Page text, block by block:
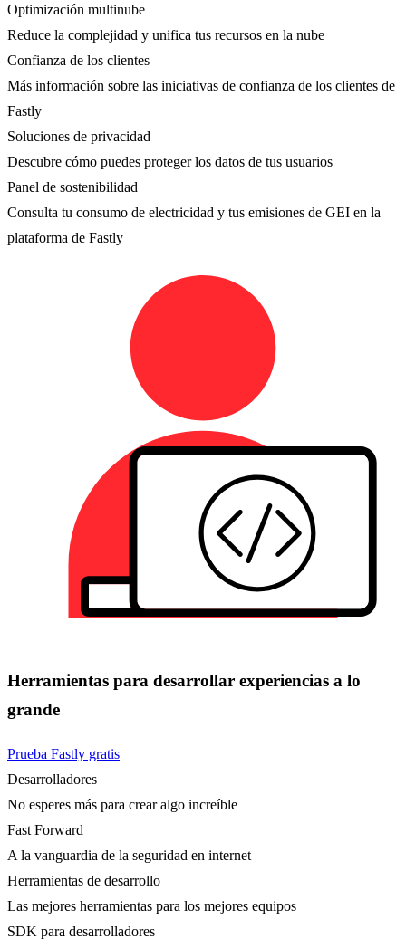
Optimización multinube
Reduce la complejidad y unifica tus recursos en la nube
Confianza de los clientes
Más información sobre las iniciativas de confianza de los clientes de
Fastly
Soluciones de privacidad
Descubre cómo puedes proteger los datos de tus usuarios
Panel de sostenibilidad
Consulta tu consumo de electricidad y tus emisiones de GEI en la
plataforma de Fastly
Herramientas para desarrollar experiencias a lo
grande
Prueba Fastly gratis
Desarrolladores
No esperes más para crear algo increíble
Fast Forward
A la vanguardia de la seguridad en internet
Herramientas de desarrollo
Las mejores herramientas para los mejores equipos
SDK para desarrolladores